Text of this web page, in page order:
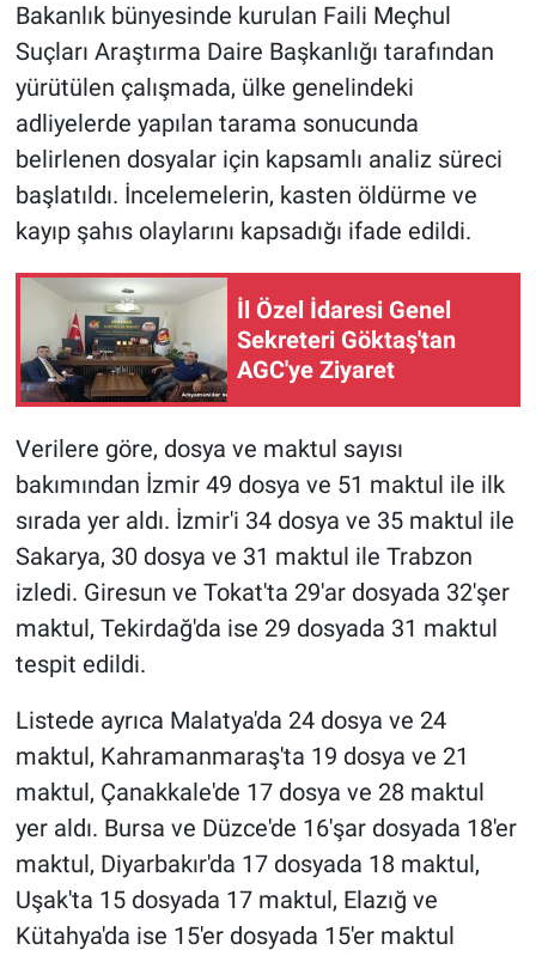
Bakanlık bünyesinde kurulan Faili Meçhul
Suçları Araştırma Daire Başkanlığı tarafından
yürütülen çalışmada, ülke genelindeki
adliyelerde yapılan tarama sonucunda
belirlenen dosyalar için kapsamlı analiz süreci
başlatıldı. İncelemelerin, kasten öldürme ve
kayıp şahıs olaylarını kapsadığı ifade edildi.
İl Özel İdaresi Genel
Sekreteri Göktaş'tan
AGC'ye Ziyaret
Verilere göre, dosya ve maktul sayısı
bakımından İzmir 49 dosya ve 51 maktul ile ilk
sırada yer aldı. İzmir'i 34 dosya ve 35 maktul ile
Sakarya, 30 dosya ve 31 maktul ile Trabzon
izledi. Giresun ve Tokat'ta 29'ar dosyada 32'şer
maktul, Tekirdağ'da ise 29 dosyada 31 maktul
tespit edildi.
Listede ayrıca Malatya'da 24 dosya ve 24
maktul, Kahramanmaraş'ta 19 dosya ve 21
maktul, Çanakkale'de 17 dosya ve 28 maktul
yer aldı. Bursa ve Düzce'de 16'şar dosyada 18'er
maktul, Diyarbakır'da 17 dosyada 18 maktul,
Uşak'ta 15 dosyada 17 maktul, Elazığ ve
Kütahya'da ise 15'er dosyada 15'er maktul